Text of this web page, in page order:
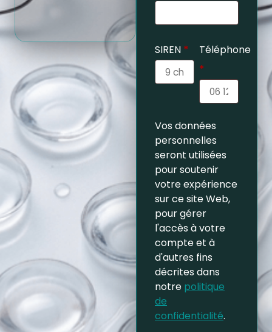
SIREN *
Téléphone
*
Vos données
personnelles
seront utilisées
pour soutenir
votre expérience
sur ce site Web,
pour gérer
l'accès à votre
compte et à
d'autres fins
décrites dans
notre politique
de
confidentialité.